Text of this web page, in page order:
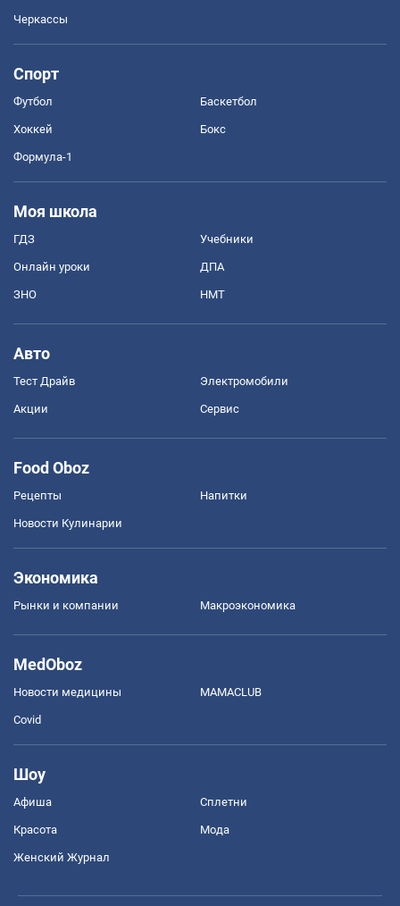
Черкассы
Спорт
Футбол Баскетбол
Хоккей Бокс
Формула-1
Моя школа
ГДЗ Учебники
Онлайн уроки ДПА
ЗНО НМТ
Авто
Тест Драйв Электромобили
Акции Сервис
Food Oboz
Рецепты Напитки
Новости Кулинарии
Экономика
Рынки и компании Mакроэкономика
MedOboz
Новости медицины MAMACLUB
Covid
Шоу
Афиша Сплетни
Красота Мода
Женский Журнал